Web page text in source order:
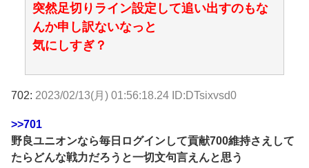
突然足切りライン設定して追い出すのもな
んか申し訳ないなっと
気にしすぎ？
702: 2023/02/13(月) 01:56:18.24 ID:DTsixvsd0
>>701
野良ユニオンなら毎日ログインして貢献700維持さえして
たらどんな戦力だろうと一切文句言えんと思う